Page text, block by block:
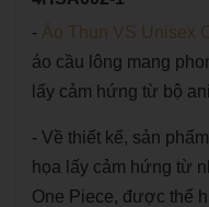
- Áo Thun VS Unisex
áo cầu lông mang
lấy cảm hứng từ bộ
- Về thiết kế, sản
họa lấy cảm hứng từ
One Piece, được thể